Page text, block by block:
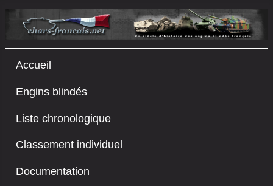
Accueil
Engins blindés
Liste chronologique
Classement individuel
Documentation